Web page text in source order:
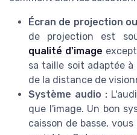
Écran de projection
de projection est
qualité d'image
sa taille soit adaptée
de la distance de
Système audio :
que l'image. Un bon
caisson de basse,